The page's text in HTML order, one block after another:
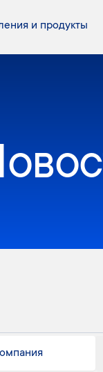
и продукты